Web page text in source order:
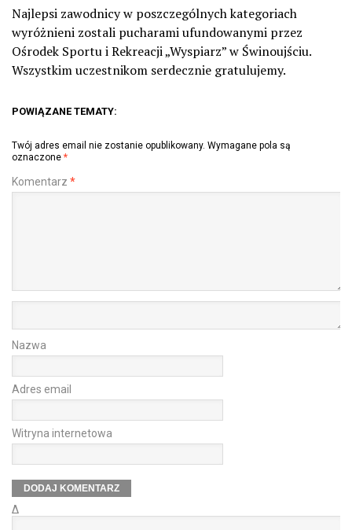
Najlepsi zawodnicy w poszczególnych kategoriach
wyróżnieni zostali pucharami ufundowanymi przez
Ośrodek Sportu i Rekreacji „Wyspiarz” w Świnoujściu.
Wszystkim uczestnikom serdecznie gratulujemy.
POWIĄZANE TEMATY:
Twój adres email nie zostanie opublikowany. Wymagane pola są
oznaczone *
Komentarz *
Nazwa
Adres email
Witryna internetowa
Δ